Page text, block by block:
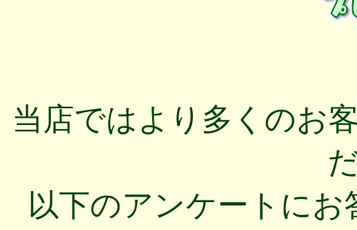
当店ではより多くのお
以下のアンケートに